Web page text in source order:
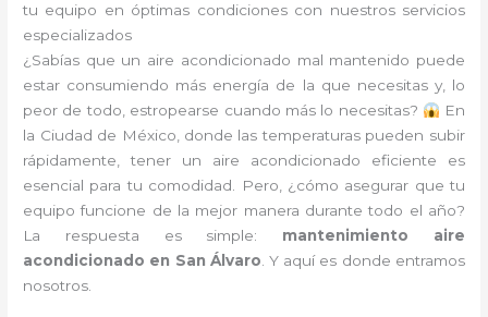
tu equipo en óptimas condiciones con nuestros servicios
especializados
¿Sabías que un aire acondicionado mal mantenido puede
estar consumiendo más energía de la que necesitas y, lo
peor de todo, estropearse cuando más lo necesitas?
En
la Ciudad de México, donde las temperaturas pueden subir
rápidamente, tener un aire acondicionado eficiente es
esencial para tu comodidad. Pero, ¿cómo asegurar que tu
equipo funcione de la mejor manera durante todo el año?
La respuesta es simple: mantenimiento aire
acondicionado en San Álvaro. Y aquí es donde entramos
nosotros.